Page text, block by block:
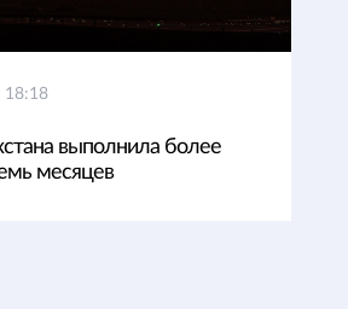
18:18
выполнила более
месяцев